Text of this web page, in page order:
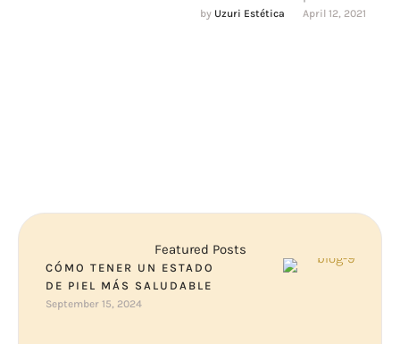
sentences fly into your mouth.
by Uzuri Estética April 12, 2021
Featured Posts
CÓMO TENER UN ESTADO
DE PIEL MÁS SALUDABLE
September 15, 2024